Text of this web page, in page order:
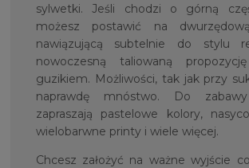
sylwetki. Jeśli chodzi o górną
możesz postawić na
nawiązującą subtelnie do stylu
nowoczesną taliowaną
guzikiem. Możliwości, tak jak przy
naprawdę mnóstwo. Do
zapraszają pastelowe kolory,
wielobarwne printy i wiele więcej.
Chcesz założyć na ważne wyjście